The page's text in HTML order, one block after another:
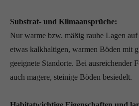
Substrat- und Klimaansprüche:
Nur warme bzw. mäßig rauhe Lagen
etwas kalkhaltigen, warmen Böden mit
geeignete Standorte. Bei ausreichender
auch magere, steinige Böden besiedelt.